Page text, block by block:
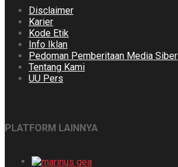
Disclaimer
Karier
Kode Etik
Info Iklan
Pedoman Pemberitaan Media Siber
Tentang Kami
UU Pers
PLATFORM LAINNYA